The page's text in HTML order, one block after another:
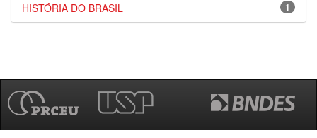
1
HISTÓRIA DO BRASIL